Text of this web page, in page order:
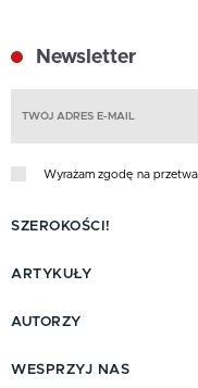
Newsletter
Wyrażam zgodę na
SZEROKOŚCI!
ARTYKUŁY
AUTORZY
WESPRZYJ NAS